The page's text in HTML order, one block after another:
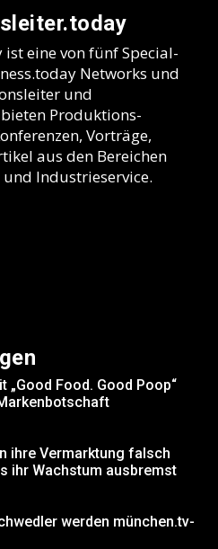
eine von fünf Special-
Networks und
und
Produktions-
Vorträge,
aus den Bereichen
Industrieservice.
Food. Good Poop“
ihre Vermarktung falsch
ihr Wachstum ausbremst
werden münchen.tv-